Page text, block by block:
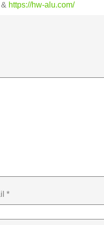
https://hw-alu.com/
*